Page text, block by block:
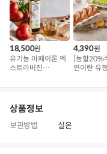
18,500원
유기농 아페이론 엑
스트라버진
4,390원
[농할20%
연이란 유
상품정보
보관방법 실온